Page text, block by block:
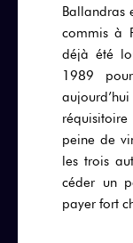
Ballandras
commis à
déjà été
1989
peine de
les trois
céder un
payer fort